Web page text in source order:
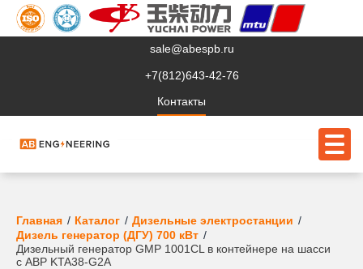
sale@abespb.ru
+7(812)643-42-76
Контакты
О компании
Клиентам
Главная Каталог
Дизельные электростанции
Дизель генератор (ДГУ) 700 кВт
Дизельный генератор GMP 1001CL в контейнере на шасси
с АВР KTA38-G2A